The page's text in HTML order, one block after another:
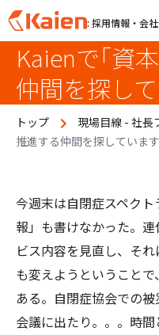
p
: 採用情報・会
Kaienで「資
仲間を探し
トップ 現場目線 - 社長
推進する仲間を探しています
今週末は自閉症スペク
報」も書けなかった。
ビス内容を見直し、そ
も変えようということ
ある。自閉症協会での被
会議に出たり。。。時